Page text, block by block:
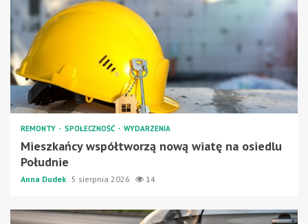
REMONTY SPOŁECZNOŚĆ WYDARZENIA
Mieszkańcy współtworzą nową wiatę na osiedlu
Południe
Anna Dudek 5 sierpnia 2026 14